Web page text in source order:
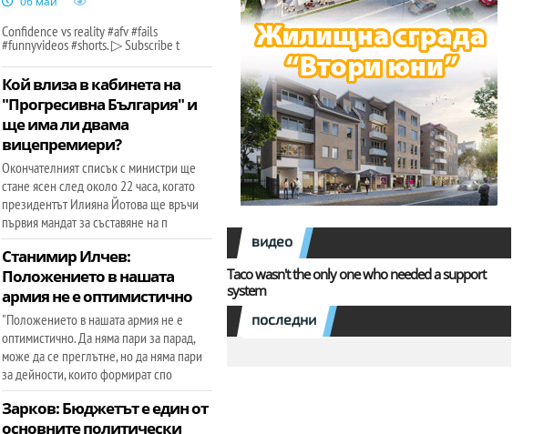
Confidence vs reality #afv #fails
#funnyvideos #shorts. ▷ Subscribe t
Кой влиза в кабинета на
"Прогресивна България" и
ще има ли двама
вицепремиери?
Окончателният списък с министри ще
стане ясен след около 22 часа, когато
президентът Илияна Йотова ще връчи
първия мандат за съставяне на п
Станимир Илчев:
Положението в нашата
армия не е оптимистично
"Положението в нашата армия не е
оптимистично. Да няма пари за парад,
може да се преглътне, но да няма пари
за дейности, които формират спо
Зарков: Бюджетът е един от
основните политически
видео
Taco wasn't the only one who needed a support
system
последни